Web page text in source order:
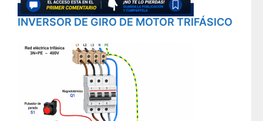
INVERSOR DE GIRO DE MOTOR TRIFÁSICO